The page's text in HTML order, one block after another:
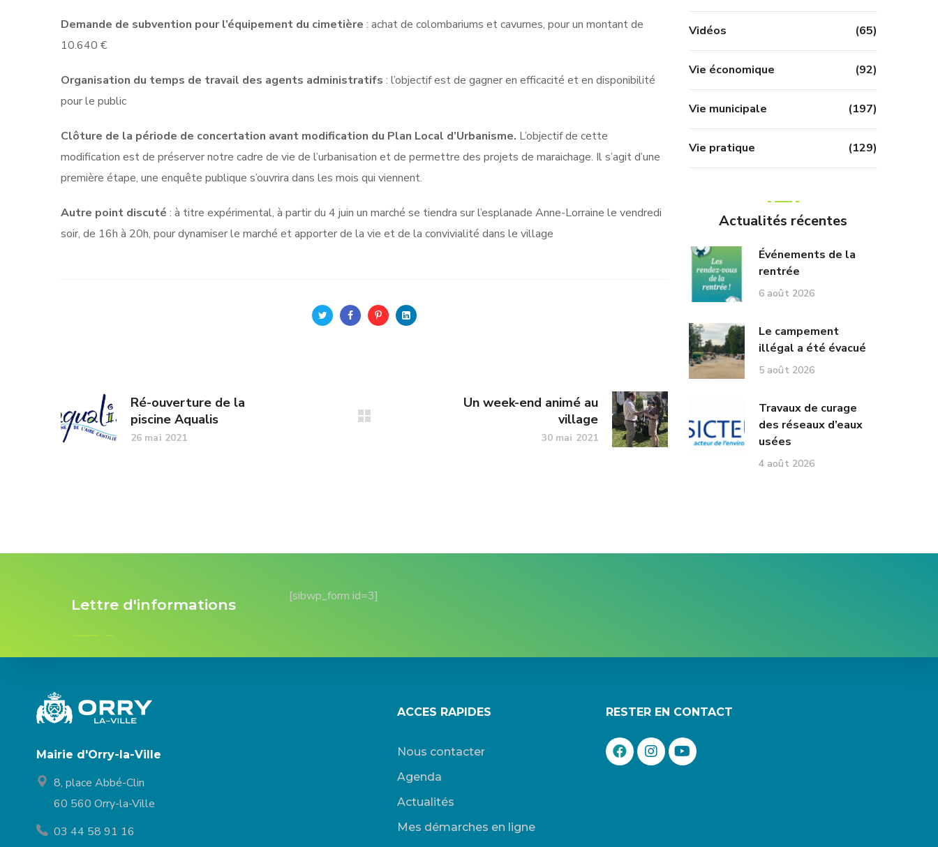
Demande de subvention pour l’équipement du cimetière : achat de colombariums et cavurnes, pour un montant de
10.640 €
Organisation du temps de travail des agents administratifs : l’objectif est de gagner en efficacité et en disponibilité
pour le public
Clôture de la période de concertation avant modification du Plan Local d’Urbanisme. L’objectif de cette
modification est de préserver notre cadre de vie de l’urbanisation et de permettre des projets de maraichage. Il s’agit d’une
première étape, une enquête publique s’ouvrira dans les mois qui viennent.
Autre point discuté : à titre expérimental, à partir du 4 juin un marché se tiendra sur l’esplanade Anne-Lorraine le vendredi
soir, de 16h à 20h, pour dynamiser le marché et apporter de la vie et de la convivialité dans le village
Ré-ouverture de la
piscine Aqualis
26 mai 2021
Un week-end animé au
village
30 mai 2021
Vidéos (65)
Vie économique (92)
Vie municipale (197)
Vie pratique (129)
Actualités récentes
Événements de la
rentrée
6 août 2026
Le campement
illégal a été évacué
5 août 2026
Travaux de curage
des réseaux d’eaux
usées
4 août 2026
Lettre d'informations [sibwp_form id=3]
Mairie d'Orry-la-Ville
8, place Abbé-Clin
60 560 Orry-la-Ville
03 44 58 91 16
ACCES RAPIDES
Nous contacter
Agenda
Actualités
Mes démarches en ligne
RESTER EN CONTACT